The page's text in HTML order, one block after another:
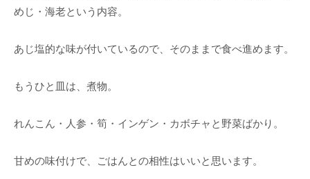
めじ・海老という内容。
あじ塩的な味が付いているので、そのままで食べ進めます。
もうひと皿は、煮物。
れんこん・人参・筍・インゲン・カボチャと野菜ばかり。
甘めの味付けで、ごはんとの相性はいいと思います。